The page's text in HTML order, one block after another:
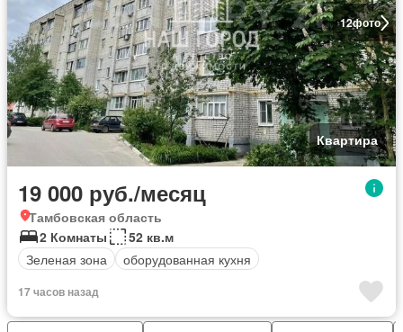
12фото
Квартира
19 000 руб./месяц
Тамбовская область
2 Комнаты
52 кв.м
Зеленая зона
оборудованная кухня
17 часов назад